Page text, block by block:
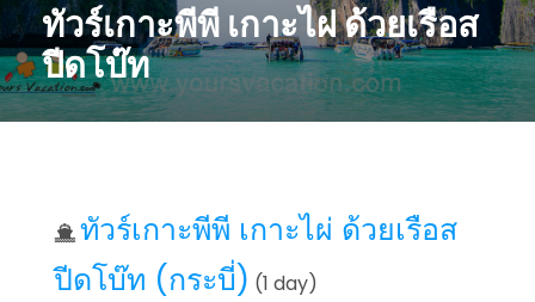
ทัวร์เกาะพีพี เกาะไผ่ ด้วยเรือส
ปีดโบ๊ท
ทัวร์เกาะพีพี เกาะไผ่ ด้วยเรือส
ปีดโบ๊ท (กระบี่) (1 day)